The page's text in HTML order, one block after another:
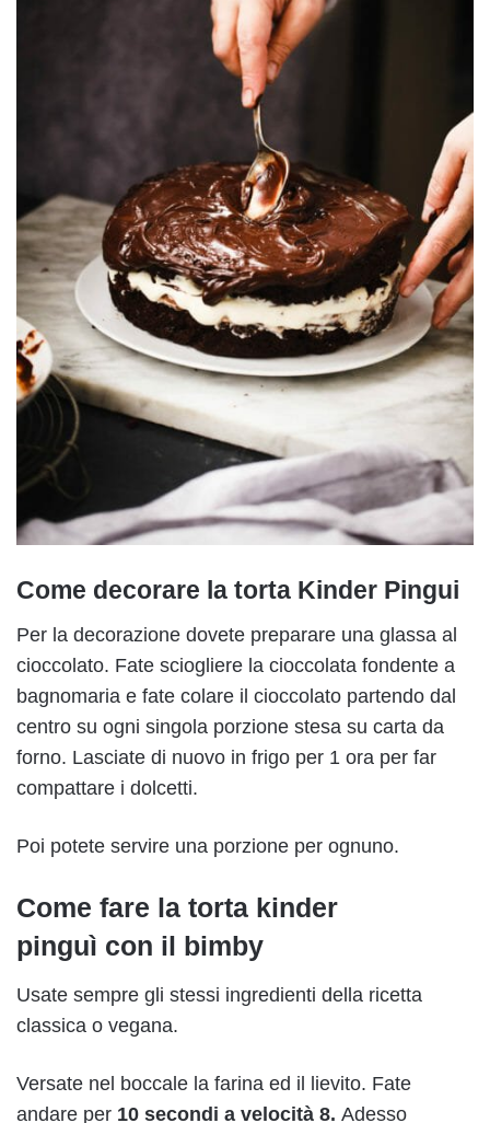
Come decorare la torta Kinder Pingui
Per la decorazione dovete preparare una glassa al
cioccolato. Fate sciogliere la cioccolata fondente a
bagnomaria e fate colare il cioccolato partendo dal
centro su ogni singola porzione stesa su carta da
forno. Lasciate di nuovo in frigo per 1 ora per far
compattare i dolcetti.
Poi potete servire una porzione per ognuno.
Come fare la torta kinder
pinguì con il bimby
Usate sempre gli stessi ingredienti della ricetta
classica o vegana.
Versate nel boccale la farina ed il lievito. Fate
andare per 10 secondi a velocità 8. Adesso